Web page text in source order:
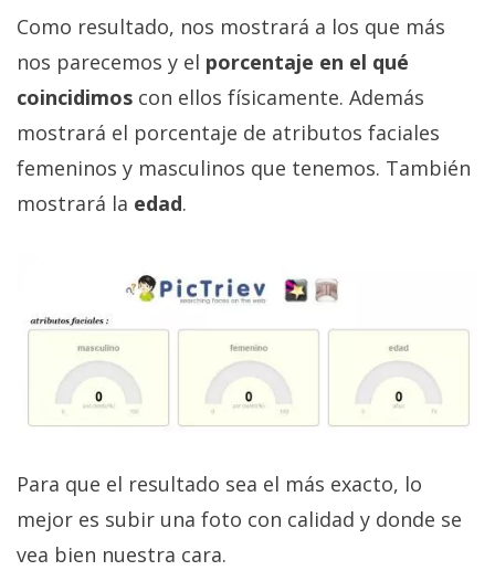
Foros
Contacto
/
Sobre
nosotros
/
opciones
privacidad
/
Aviso
El medio de
comunicación
digital donde
Como resultado, nos mostrará a los que más
nos parecemos y el porcentaje en el qué
coincidimos con ellos físicamente. Además
mostrará el porcentaje de atributos faciales
femeninos y masculinos que tenemos. También
mostrará la edad.
Para que el resultado sea el más exacto, lo
mejor es subir una foto con calidad y donde se
vea bien nuestra cara.